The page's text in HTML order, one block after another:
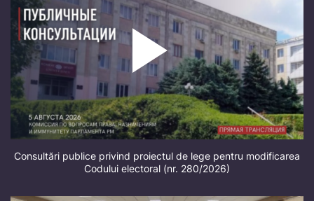
Consultări publice privind proiectul de lege pentru modificarea
Codului electoral (nr. 280/2026)